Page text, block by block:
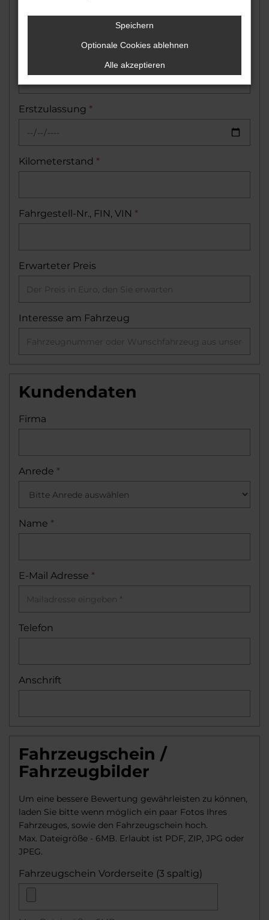
Erstzulassung *
Kilometerstand *
Fahrgestell-Nr., FIN, VIN *
Erwarteter Preis
Interesse am Fahrzeug
Kundendaten
Firma
Anrede *
Name *
E-Mail Adresse *
Telefon
Anschrift
Fahrzeugschein /
Fahrzeugbilder
Um eine bessere Bewertung gewährleisten zu können,
laden Sie bitte wenn möglich ein paar Fotos Ihres
Fahrzeuges, sowie den Fahrzeugschein hoch.
Max. Dateigröße - 6MB. Erlaubt ist PDF, ZIP, JPG oder
JPEG.
Fahrzeugschein Vorderseite (3 spaltig)
Speichern
Optionale Cookies ablehnen
Alle akzeptieren